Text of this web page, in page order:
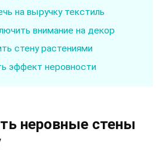
на выручку текстиль
внимание на декор
стену растениями
эффект неровности
неровные стены